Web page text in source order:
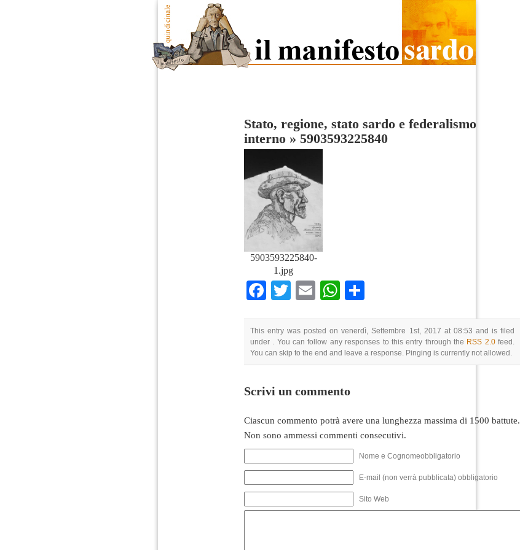
Stato, regione, stato sardo e federalismo
interno » 5903593225840
5903593225840-
1.jpg
Facebook
TwitterEmailWhatsApp
This entry was posted on venerdì, Settembre 1st, 2017 at 08:53 and is filed
under . You can follow any responses to this entry through the RSS 2.0feed.
You can skip to the end and leave a response. Pinging is currently not allowed.
Scrivi un commento
Ciascun commento potrà avere una lunghezza massima di 1500 battute.
Non sono ammessi commenti consecutivi.
Nome e Cognomeobbligatorio
E-mail (non verrà pubblicata) obbligatorio
Sito Web